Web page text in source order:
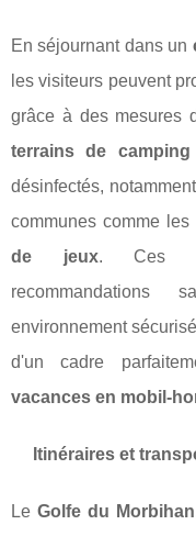
En séjournant dans un
les visiteurs peuvent
grâce à des mesures
terrains de camping
désinfectés,
communes comme les
de jeux. Ces
environnement
d'un cadre
vacances en mobil-
Itinéraires et
Le Golfe du Morbihan